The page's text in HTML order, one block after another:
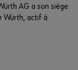
AG a son siège
Würth, actif à